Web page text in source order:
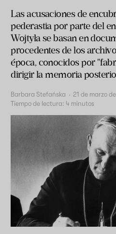
Las acusaciones de
pederastia por parte del
Wojtyła se basan en
procedentes de los
época, conocidos por
dirigir la memoria
Barbara Stefańska · 21 de marzo
Tiempo de lectura: 4 minutos